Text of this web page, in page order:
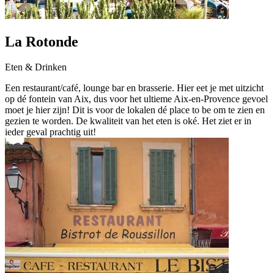
La Rotonde
Eten & Drinken
Een restaurant/café, lounge bar en brasserie. Hier eet je met uitzicht
op dé fontein van Aix, dus voor het ultieme Aix-en-Provence gevoel
moet je hier zijn! Dit is voor de lokalen dé place to be om te zien en
gezien te worden. De kwaliteit van het eten is oké. Het ziet er in
ieder geval prachtig uit!